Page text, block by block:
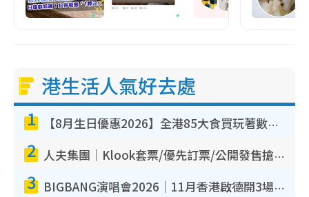
港生活人氣好去處
1 【8月生日優惠2026】全港85大食買玩著數攻略 自助餐/火鍋放題同行免費＋誠品/DONKI送現金券
2 人夫集團｜Klook套票/優先訂票/公開發售搶飛攻略！附票價.購票連結.場地座位表
3 BIGBANG演唱會2026｜11月香港啟德開3場！實名制VIP申請、優先購票攻略